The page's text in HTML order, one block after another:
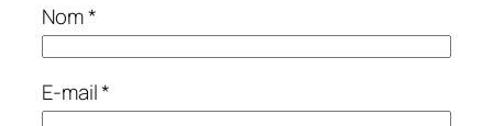
Nom*
E-mail*